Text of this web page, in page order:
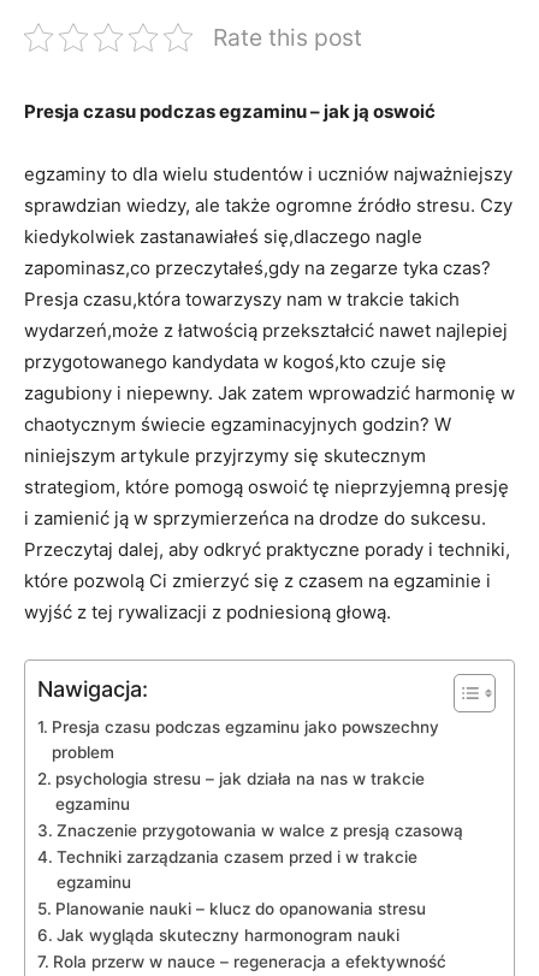
Rate this post
Presja czasu podczas egzaminu – jak ją oswoić
egzaminy to dla wielu studentów⁢ i uczniów najważniejszy
sprawdzian wiedzy, ale ‌także⁣ ogromne źródło stresu. Czy
kiedykolwiek zastanawiałeś⁣ się,dlaczego nagle
zapominasz,co przeczytałeś,gdy na‌ zegarze tyka czas?
Presja czasu,która towarzyszy nam ⁢w trakcie ‍takich
wydarzeń,może ⁢z łatwością przekształcić nawet najlepiej
‌przygotowanego kandydata w kogoś,kto⁣ czuje się
zagubiony‌ i niepewny. Jak zatem wprowadzić harmonię w
chaotycznym świecie egzaminacyjnych godzin? W
niniejszym artykule przyjrzymy ​się skutecznym
strategiom, które pomogą oswoić tę nieprzyjemną presję
i zamienić ją w ‍sprzymierzeńca na drodze do sukcesu.
Przeczytaj dalej, aby odkryć praktyczne porady i techniki,
które pozwolą Ci zmierzyć się z czasem ‍na egzaminie i ​
wyjść z tej​ rywalizacji⁤ z podniesioną głową.
Nawigacja:
Presja⁣ czasu podczas egzaminu jako powszechny
problem
psychologia stresu​ – jak działa na nas w trakcie
egzaminu
Znaczenie przygotowania w walce z presją⁣ czasową
Techniki zarządzania ‌czasem‍ przed i w ​trakcie
egzaminu
Planowanie nauki​ – klucz ⁢do opanowania stresu
Jak wygląda skuteczny harmonogram nauki
Rola przerw w⁤ nauce – regeneracja‌ a efektywność